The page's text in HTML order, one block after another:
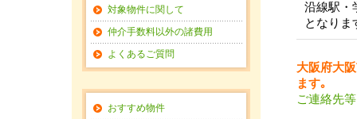
対象物件に関して
仲介手数料以外の諸費用
よくあるご質問
おすすめ物件
沿線駅・
となりま
大阪府大
ます｡
ご連絡先